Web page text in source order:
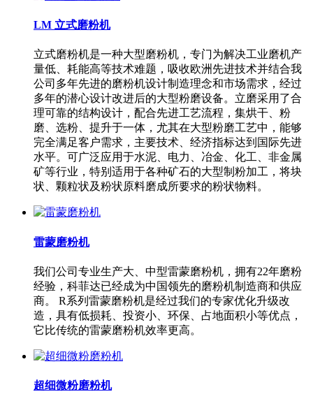
LM 立式磨粉机
立式磨粉机是一种大型磨粉机，专门为解决工业磨机产
量低、耗能高等技术难题，吸收欧洲先进技术并结合我
公司多年先进的磨粉机设计制造理念和市场需求，经过
多年的潜心设计改进后的大型粉磨设备。立磨采用了合
理可靠的结构设计，配合先进工艺流程，集烘干、粉
磨、选粉、提升于一体，尤其在大型粉磨工艺中，能够
完全满足客户需求，主要技术、经济指标达到国际先进
水平。可广泛应用于水泥、电力、冶金、化工、非金属
矿等行业，特别适用于各种矿石的大型制粉加工，将块
状、颗粒状及粉状原料磨成所要求的粉状物料。
雷蒙磨粉机
我们公司专业生产大、中型雷蒙磨粉机，拥有22年磨粉
经验，科菲达已经成为中国领先的磨粉机制造商和供应
商。 R系列雷蒙磨粉机是经过我们的专家优化升级改
造，具有低损耗、投资小、环保、占地面积小等优点，
它比传统的雷蒙磨粉机效率更高。
超细微粉磨粉机